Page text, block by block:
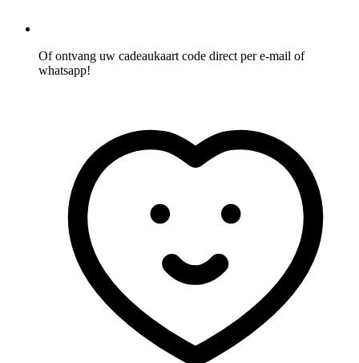
Of ontvang uw cadeaukaart code direct per e-mail of
whatsapp!